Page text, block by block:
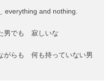
everything and nothing.
男でも 寂しいな
がらも 何も持っていない男